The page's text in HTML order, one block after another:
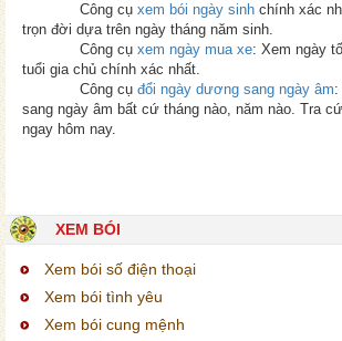
Công cụ xem bói ngày sinh chính xác
trọn đời dựa trên ngày tháng năm sinh.
Công cụ xem ngày mua xe: Xem ngày
tuổi gia chủ chính xác nhất.
Công cụ đổi ngày dương sang ngày âm:
sang ngày âm bất cứ tháng nào, năm nào. Tra
ngay hôm nay.
XEM BÓI
Xem bói số điện thoại
Xem bói tình yêu
Xem bói cung mệnh